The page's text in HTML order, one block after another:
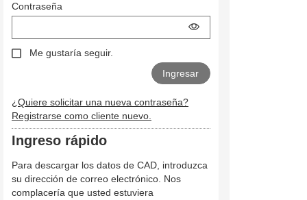
Contraseña
Me gustaría seguir.
¿Quiere solicitar una nueva contraseña?
Registrarse como cliente nuevo.
Ingreso rápido
Para descargar los datos de CAD, introduzca
su dirección de correo electrónico. Nos
complacería que usted estuviera